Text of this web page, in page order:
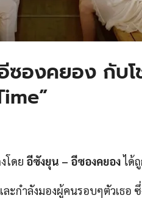
ซองคยอง กับโ
โดย อีซังยุน – อีซองคยองได้
ละกำลังมองผู้คนรอบๆตัวเธ